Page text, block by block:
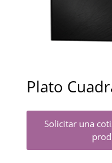
Plato
Solicitar una